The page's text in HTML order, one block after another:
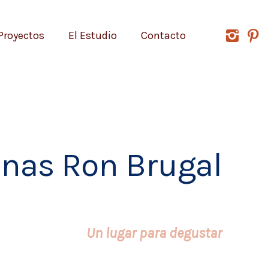
El Estudio Contacto
Ron Brugal
Un lugar para degustar